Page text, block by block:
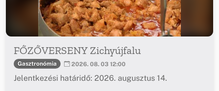
FŐZŐVERSENY Zichyújfalu
Gasztronómia 2026. 08. 03 12:00
Jelentkezési határidő: 2026. augusztus 14.